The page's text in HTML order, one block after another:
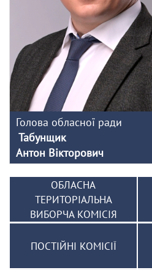
Голова обласної ради
Табунщик
Антон Вікторович
ОБЛАСНА
ТЕРИТОРІАЛЬНА
ВИБОРЧА КОМІСІЯ
ПОСТІЙНІ КОМІСІЇ